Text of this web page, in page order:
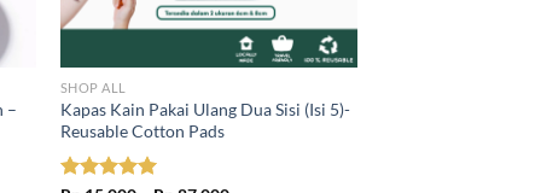
–
SHOP ALL
Kapas Kain Pakai Ulang Dua Sisi (Isi 5)-
Reusable Cotton Pads